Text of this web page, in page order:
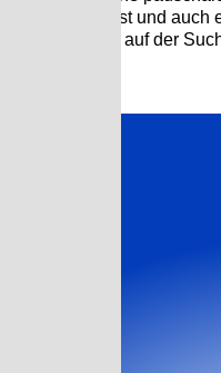
Sportfreak ist und
primär nur auf der